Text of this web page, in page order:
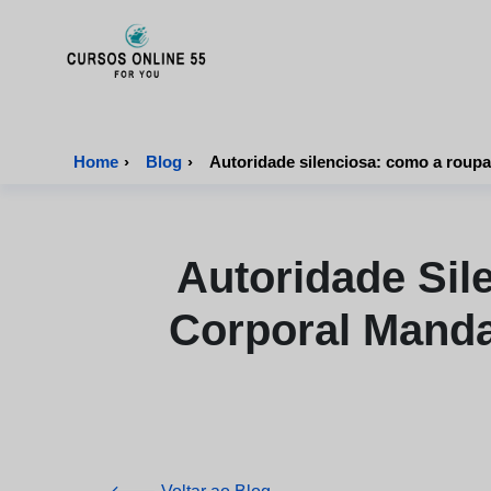
Home › Blog › Autoridade silenciosa: como a
Autoridade
Corporal